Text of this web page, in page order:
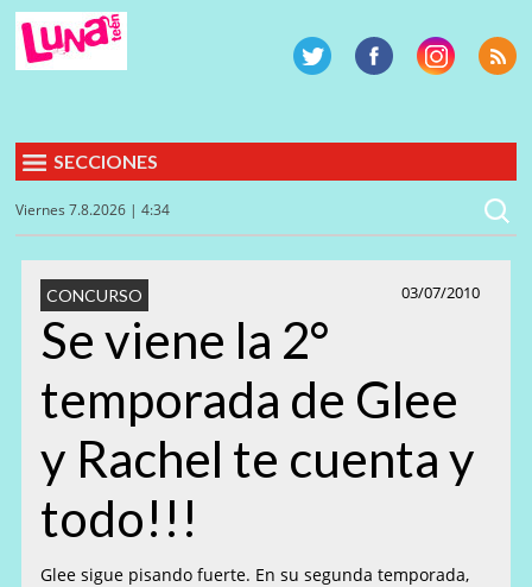
SECCIONES
Viernes 7.8.2026 | 4:34
03/07/2010
CONCURSO
Se viene la 2°
temporada de Glee
y Rachel te cuenta y
todo!!!
Glee sigue pisando fuerte. En su segunda temporada,